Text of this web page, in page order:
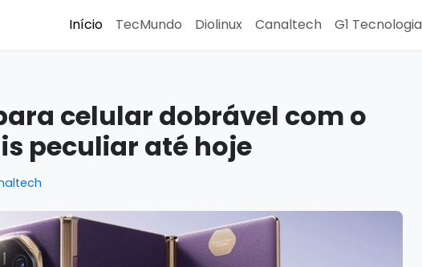
Início TecMundo Diolinux Canaltech G1 Tecnologia
celular dobrável com o
peculiar até hoje